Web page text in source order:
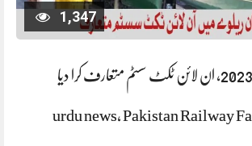
1,347
urdu news, Pakistan Railway